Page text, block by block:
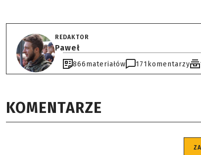
REDAKTOR
Paweł
866materiałów 171 komentarzy
KOMENTARZE